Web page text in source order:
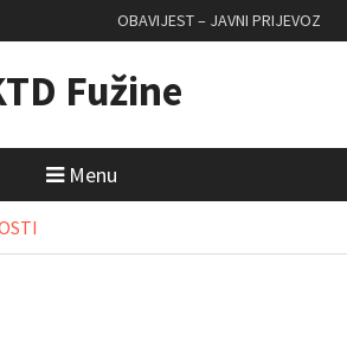
OBAVIJEST – JAVNI PRIJEVOZ
Fužine
Menu